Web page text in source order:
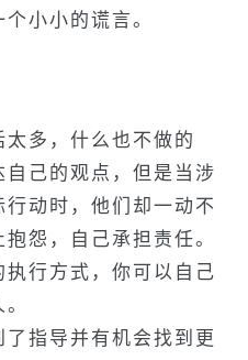
小小的谎言。
多，什么也不做的
己的观点，但是当涉
动时，他们却一动不
怨，自己承担责任。
行方式，你可以自己
指导并有机会找到更